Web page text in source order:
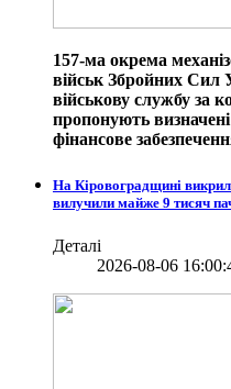
157-ма окрема
військ Збройних Сил
військову службу за
пропонують
фінансове
На Кіровоградщині
вилучили майже 9 тисяч
Деталі
2026-08-06